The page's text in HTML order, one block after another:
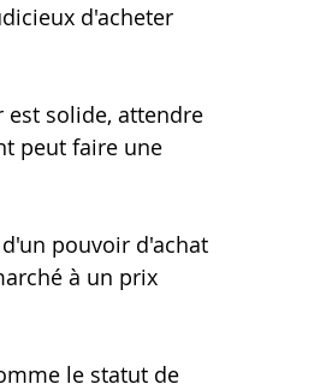
d'acheter
est solide, attendre
peut faire une
pouvoir d'achat
à un prix
le statut de